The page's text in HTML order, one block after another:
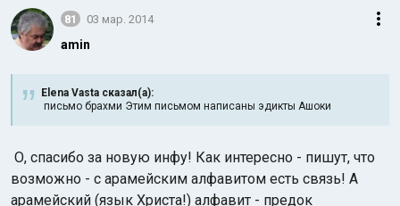
Индийский океан
81 03 мар. 2014
amin
Elena Vasta сказал(а):
письмо брахми Этим письмом написаны эдикты Ашоки
О, спасибо за новую инфу! Как интересно - пишут, что
возможно - с арамейским алфавитом есть связь! А
арамейский (язык Христа!) алфавит - предок